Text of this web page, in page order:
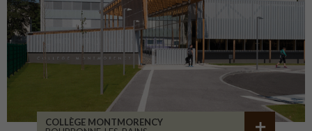
COLLÈGE MONTMORENCY